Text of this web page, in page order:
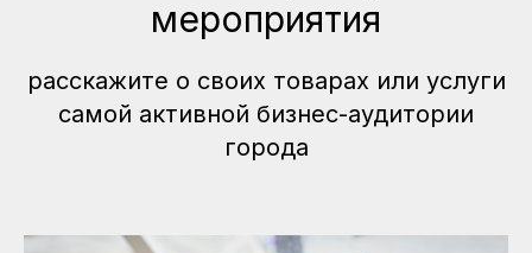
мероприятия
расскажите о своих товарах или услуги
самой активной бизнес-аудитории
города